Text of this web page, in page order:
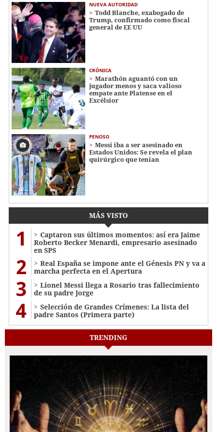
NUEVA AUTORIDAD
Todd Blanche, exabogado de
Trump, confirmado como fiscal
general de EE UU
CRÓNICA
Marathón aguantó con un
jugador menos y saca valioso
empate ante Platense en el
Excélsior
PENOSO
Messi iba a ser asesinado en
Estados Unidos: Se revela el plan
quirúrgico que tenían
MÁS VISTO
1
Captaron sus últimos momentos: así era Jaime
Roberto Becker Menardi​​​, empresario asesinado
en SPS
2
Real España se impone ante el Génesis PN y va a
marcha perfecta en el Apertura
3
Lionel Messi llega a Rosario tras fallecimiento
de su padre Jorge
4
Selección de Grandes Crímenes: La lista del
padre Santos (Primera parte)
TRENDING